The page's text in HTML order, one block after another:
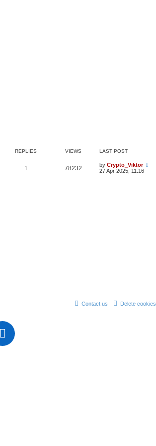
REPLIES VIEWS LAST POST
1 78232 by Crypto_Viktor
27 Apr 2025, 11:16
Delete cookies
Contact us